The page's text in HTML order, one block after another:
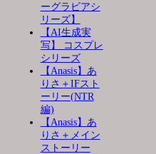
ーグラビアシ
リーズ】
【AI生成実
写】 コスプレ
シリーズ
【Anasis】あ
りさ＋IFスト
ーリー(NTR
編)
【Anasis】あ
りさ＋メイン
ストーリー